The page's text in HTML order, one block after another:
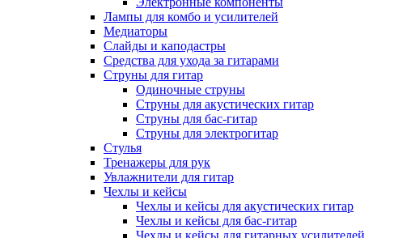
Лампы для комбо и усилителей
Медиаторы
Слайды и каподастры
Средства для ухода за гитарами
Струны для гитар
Одиночные струны
Струны для акустических гитар
Струны для бас-гитар
Струны для электрогитар
Стулья
Тренажеры для рук
Увлажнители для гитар
Чехлы и кейсы
Чехлы и кейсы для акустических гитар
Чехлы и кейсы для бас-гитар
Чехлы и кейсы для гитарных усилителей